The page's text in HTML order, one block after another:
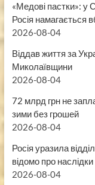
«Медові пастки»: у
Росія намагається
2026-08-04
Віддав життя за
Миколаївщини
2026-08-04
72 млрд грн не
зими без грошей
2026-08-04
Росія уразила
відомо про наслідки
2026-08-04